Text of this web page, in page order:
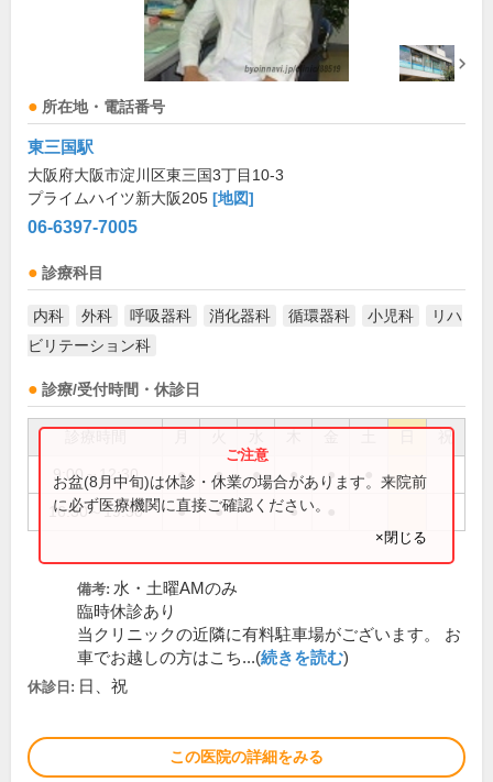
所在地・電話番号
東三国駅
大阪府大阪市淀川区東三国3丁目10-3
プライムハイツ新大阪205 [地図]
06-6397-7005
診療科目
内科 外科 呼吸器科 消化器科 循環器科 小児科
リハ
ビリテーション科
診療/受付時間・休診日
祝
9:00～12:30 ● ● ● ● ●
16:30～19:30 ● ● ●
お盆(8月中旬)は休診・休業の場合があります。来院前
に必ず医療機関に直接ご確認ください。
×閉じる
備考: 水・土曜AMのみ
臨時休診あり
当クリニックの近隣に有料駐車場がございます。 お
車でお越しの方はこち...(続きを読む)
休診日: 日、祝
この医院の詳細をみる